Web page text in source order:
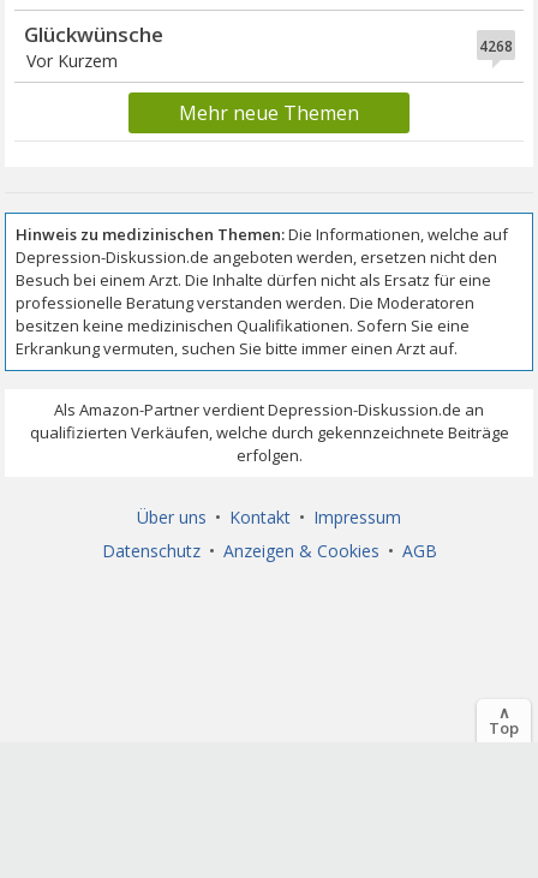
4268
Glückwünsche
Vor Kurzem
Mehr neue Themen
Über uns • Kontakt • Impressum
Datenschutz • Anzeigen & Cookies • AGB
∧
Top